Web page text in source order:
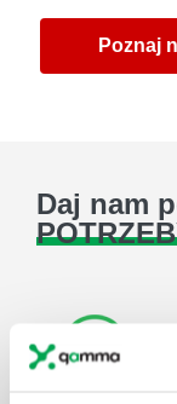
Poznaj
Daj nam